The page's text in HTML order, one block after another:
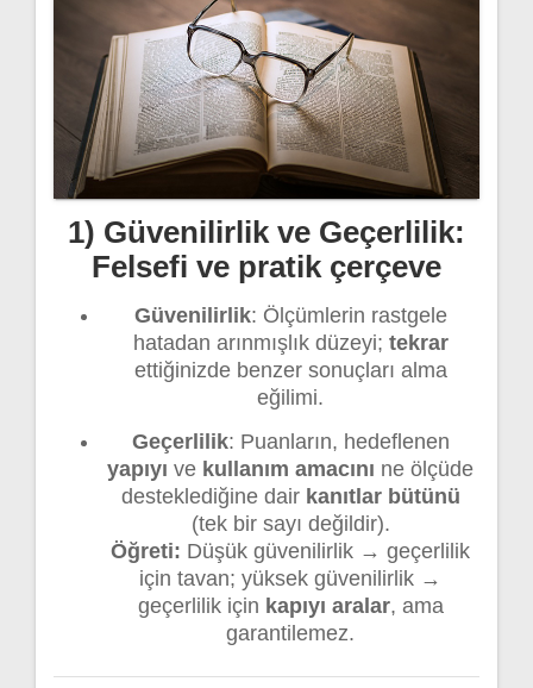
1) Güvenilirlik ve Geçerlilik:
Felsefi ve pratik çerçeve
Güvenilirlik: Ölçümlerin rastgele
hatadan arınmışlık düzeyi; tekrar
ettiğinizde benzer sonuçları alma
eğilimi.
Geçerlilik: Puanların, hedeflenen
yapıyı ve kullanım amacını ne ölçüde
desteklediğine dair kanıtlar bütünü
(tek bir sayı değildir).
Öğreti: Düşük güvenilirlik → geçerlilik
için tavan; yüksek güvenilirlik →
geçerlilik için kapıyı aralar, ama
garantilemez.